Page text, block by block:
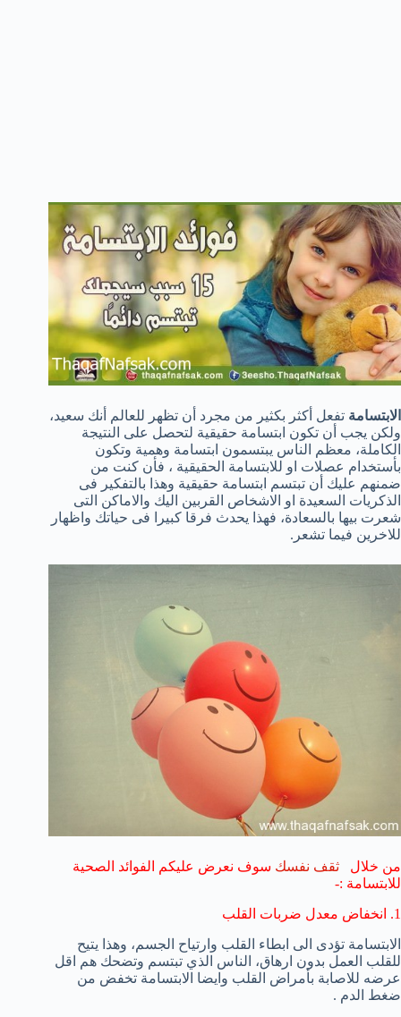
الابتسامة تفعل أكثر بكثير من مجرد أن تظهر للعالم أنك سعيد،
ولكن يجب أن تكون ابتسامة حقيقية لتحصل على النتيجة
الكاملة، معظم الناس يبتسمون ابتسامة وهمية وتكون
بأستخدام عصلات او للابتسامة الحقيقية ، فأن كنت من
ضمنهم عليك أن تبتسم ابتسامة حقيقية وهذا بالتفكير فى
الذكريات السعيدة او الاشخاص القربين اليك والاماكن التى
شعرت بيها بالسعادة، فهذا يحدث فرقا كبيرا فى حياتك واظهار
للاخرين فيما تشعر.
من خلال ثقف نفسك سوف نعرض عليكم الفوائد الصحية
للابتسامة :-
1. انخفاض معدل ضربات القلب
الابتسامة تؤدى الى ابطاء القلب وارتياح الجسم، وهذا يتيح
للقلب العمل بدون ارهاق، الناس الذي تبتسم وتضحك هم اقل
عرضه للاصابة بأمراض القلب وايضا الابتسامة تخفض من
ضغط الدم .